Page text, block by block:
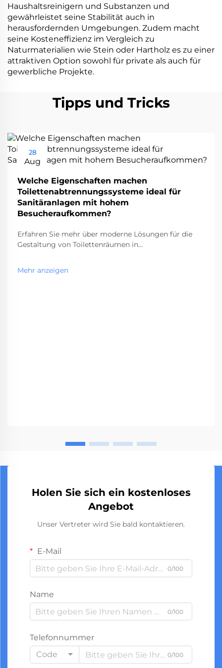
Haushaltsreinigern und Substanzen und
gewährleistet seine Stabilität auch in
herausfordernden Umgebungen. Zudem macht
seine Kosteneffizienz im Vergleich zu
Naturmaterialien wie Stein oder Hartholz es zu einer
attraktiven Option sowohl für private als auch für
gewerbliche Projekte.
Tipps und Tricks
28
Aug
Welche Eigenschaften machen
Toilettenabtrennungssysteme ideal für
Sanitäranlagen mit hohem
Besucheraufkommen?
Erfahren Sie mehr über moderne Lösungen für die
Gestaltung von Toilettenräumen in
Gewerbetoiletten hat sich im Laufe der Jahre stark
weiterentwickelt. Toilettenkabinensysteme sind
Mehr anzeigen
Holen Sie sich ein kostenloses
Angebot
Unser Vertreter wird Sie bald kontaktieren.
E-Mail
0/100
Name
0/100
Telefonnummer
Code
0/100